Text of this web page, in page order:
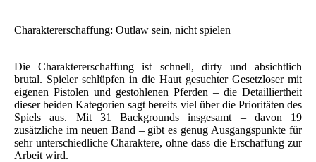
Charaktererschaffung: Outlaw sein, nicht spielen
Die Charaktererschaffung ist schnell, dirty und absichtlich
brutal. Spieler schlüpfen in die Haut gesuchter Gesetzloser mit
eigenen Pistolen und gestohlenen Pferden – die Detailliertheit
dieser beiden Kategorien sagt bereits viel über die Prioritäten des
Spiels aus. Mit 31 Backgrounds insgesamt – davon 19
zusätzliche im neuen Band – gibt es genug Ausgangspunkte für
sehr unterschiedliche Charaktere, ohne dass die Erschaffung zur
Arbeit wird.